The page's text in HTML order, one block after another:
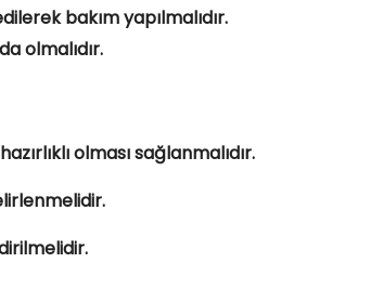
bakım yapılmalıdır.
olmalıdır.
olması sağlanmalıdır.